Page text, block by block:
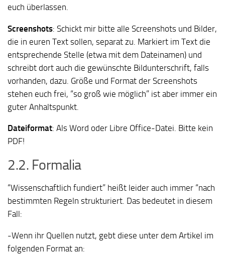
euch überlassen.
Screenshots: Schickt mir bitte alle Screenshots und Bilder,
die in euren Text sollen, separat zu. Markiert im Text die
entsprechende Stelle (etwa mit dem Dateinamen) und
schreibt dort auch die gewünschte Bildunterschrift, falls
vorhanden, dazu. Größe und Format der Screenshots
stehen euch frei, “so groß wie möglich” ist aber immer ein
guter Anhaltspunkt.
Dateiformat: Als Word oder Libre Office-Datei. Bitte kein
PDF!
2.2. Formalia
“Wissenschaftlich fundiert” heißt leider auch immer “nach
bestimmten Regeln strukturiert. Das bedeutet in diesem
Fall:
-Wenn ihr Quellen nutzt, gebt diese unter dem Artikel im
folgenden Format an: